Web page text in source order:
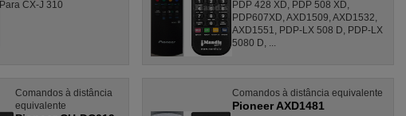
Para CX-J 310
PDP 428 XD, PDP 508 XD,
PDP607XD, AXD1509, AXD1532,
AXD1551, PDP-LX 508 D, PDP-LX
5080 D, ...
Comandos à distância
equivalente
Comandos à distância equivalente
Pioneer AXD1481